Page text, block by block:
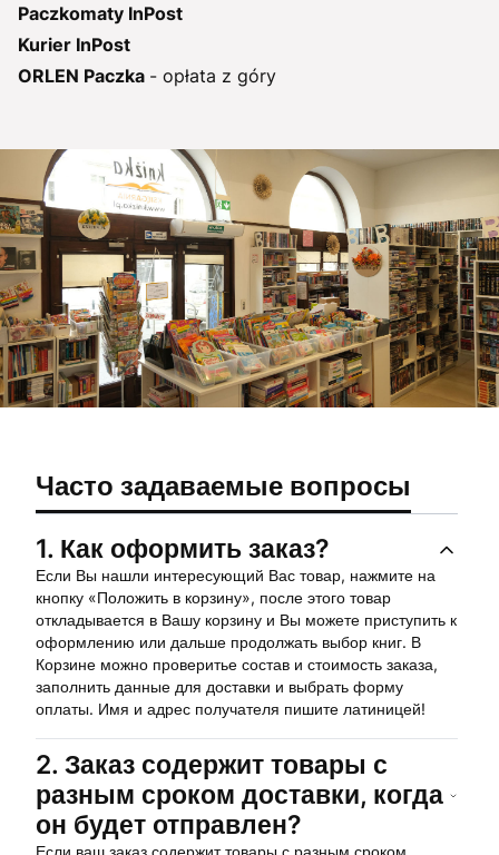
Paczkomaty InPost
Kurier InPost
ORLEN Paczka - opłata z góry
Часто задаваемые вопросы
1. Как оформить заказ?
Если Вы нашли интересующий Вас товар, нажмите на
кнопку «Положить в корзину», после этого товар
откладывается в Вашу корзину и Вы можете приступить к
оформлению или дальше продолжать выбор книг. В
Корзине можно проверитье состав и стоимость заказа,
заполнить данные для доставки и выбрать форму
оплаты. Имя и адрес получателя пишите латиницей!
2. Заказ содержит товары с
разным сроком доставки, когда
он будет отправлен?